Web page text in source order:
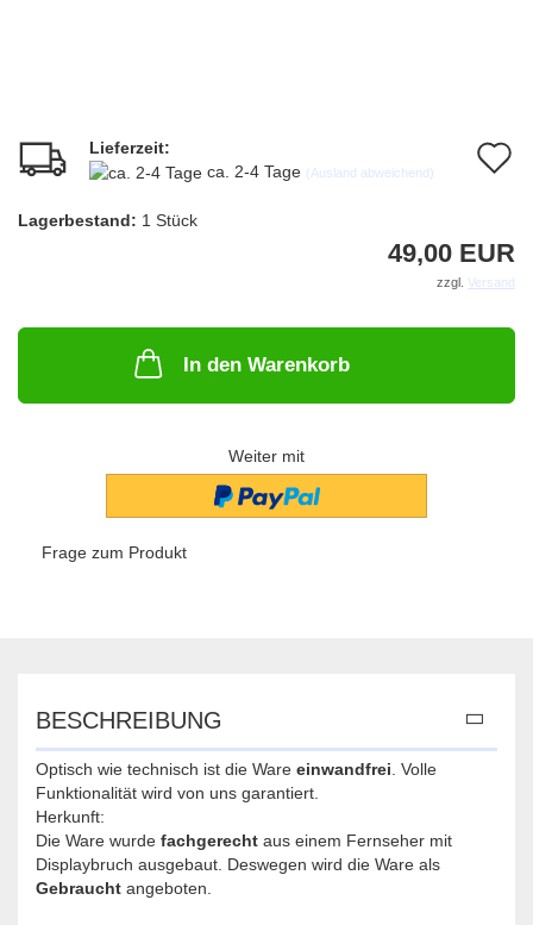
Lieferzeit:
ca. 2-4 Tage (Ausland abweichend)
Lagerbestand: 1 Stück
49,00 EUR
zzgl. Versand
In den Warenkorb
Weiter mit
Frage zum Produkt
BESCHREIBUNG
Optisch wie technisch ist die Ware einwandfrei . Volle
Funktionalität wird von uns garantiert.
Herkunft:
Die Ware wurde fachgerecht aus einem Fernseher mit
Displaybruch ausgebaut. Deswegen wird die Ware als
Gebraucht angeboten.